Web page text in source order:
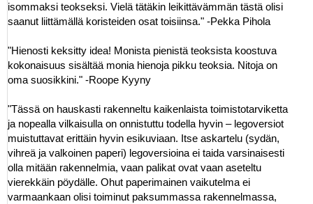
isommaksi teokseksi. Vielä tätäkin leikittävämmän tästä olisi
saanut liittämällä koristeiden osat toisiinsa." -Pekka Pihola
"Hienosti keksitty idea! Monista pienistä teoksista koostuva
kokonaisuus sisältää monia hienoja pikku teoksia. Nitoja on
oma suosikkini." -Roope Kyyny
"Tässä on hauskasti rakenneltu kaikenlaista toimistotarviketta
ja nopealla vilkaisulla on onnistuttu todella hyvin – legoversiot
muistuttavat erittäin hyvin esikuviaan. Itse askartelu (sydän,
vihreä ja valkoinen paperi) legoversioina ei taida varsinaisesti
olla mitään rakennelmia, vaan palikat ovat vaan aseteltu
vierekkäin pöydälle. Ohut paperimainen vaikutelma ei
varmaankaan olisi toiminut paksummassa rakennelmassa,